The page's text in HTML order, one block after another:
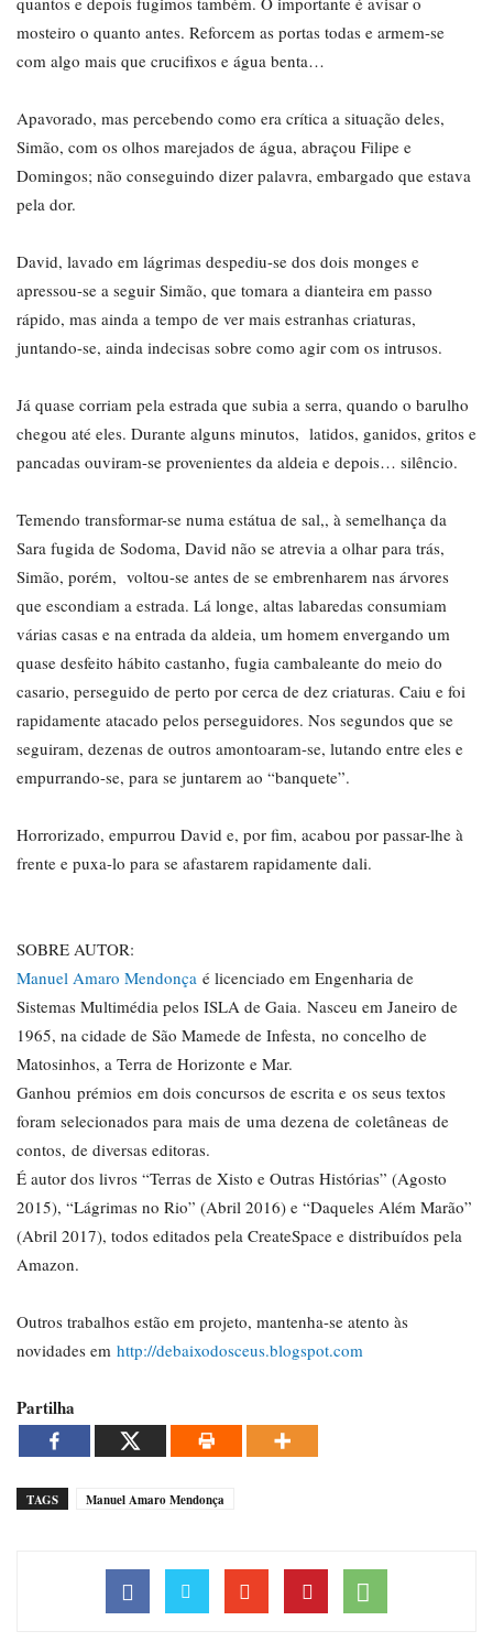
mosteiro o quanto antes. Reforcem as portas todas e armem-se
com algo mais que crucifixos e água benta…
Apavorado, mas percebendo como era crítica a situação deles,
Simão, com os olhos marejados de água, abraçou Filipe e
Domingos; não conseguindo dizer palavra, embargado que estava
pela dor.
David, lavado em lágrimas despediu-se dos dois monges e
apressou-se a seguir Simão, que tomara a dianteira em passo
rápido, mas ainda a tempo de ver mais estranhas criaturas,
juntando-se, ainda indecisas sobre como agir com os intrusos.
Já quase corriam pela estrada que subia a serra, quando o barulho
chegou até eles. Durante alguns minutos, latidos, ganidos, gritos e
pancadas ouviram-se provenientes da aldeia e depois… silêncio.
Temendo transformar-se numa estátua de sal,, à semelhança da
Sara fugida de Sodoma, David não se atrevia a olhar para trás,
Simão, porém, voltou-se antes de se embrenharem nas árvores
que escondiam a estrada. Lá longe, altas labaredas consumiam
várias casas e na entrada da aldeia, um homem envergando um
quase desfeito hábito castanho, fugia cambaleante do meio do
casario, perseguido de perto por cerca de dez criaturas. Caiu e foi
rapidamente atacado pelos perseguidores. Nos segundos que se
seguiram, dezenas de outros amontoaram-se, lutando entre eles e
empurrando-se, para se juntarem ao “banquete”.
Horrorizado, empurrou David e, por fim, acabou por passar-lhe à
frente e puxa-lo para se afastarem rapidamente dali.
SOBRE AUTOR:
Manuel Amaro Mendonça é licenciado em Engenharia de
Sistemas Multimédia pelos ISLA de Gaia. Nasceu em Janeiro de
1965, na cidade de São Mamede de Infesta, no concelho de
Matosinhos, a Terra de Horizonte e Mar.
Ganhou prémios em dois concursos de escrita e os seus textos
foram selecionados para mais de uma dezena de coletâneas de
contos, de diversas editoras.
É autor dos livros “Terras de Xisto e Outras Histórias” (Agosto
2015), “Lágrimas no Rio” (Abril 2016) e “Daqueles Além Marão”
(Abril 2017), todos editados pela CreateSpace e distribuídos pela
Amazon.
Outros trabalhos estão em projeto, mantenha-se atento às
novidades em http://debaixodosceus.blogspot.com
Partilha
TAGS Manuel Amaro Mendonça